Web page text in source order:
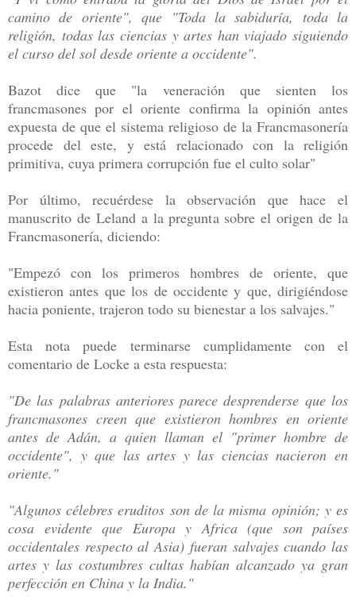
camino de oriente", que "Toda la sabiduría, toda la
religión, todas las ciencias y artes han viajado siguiendo
el curso del sol desde oriente a occidente".
Bazot dice que "la veneración que sienten los
francmasones por el oriente confirma la opinión antes
expuesta de que el sistema religioso de la Francmasonería
procede del este, y está relacionado con la religión
primitiva, cuya primera corrupción fue el culto solar"
Por último, recuérdese la observación que hace el
manuscrito de Leland a la pregunta sobre el origen de la
Francmasonería, diciendo:
"Empezó con los primeros hombres de oriente, que
existieron antes que los de occidente y que, dirigiéndose
hacia poniente, trajeron todo su bienestar a los salvajes."
Esta nota puede terminarse cumplidamente con el
comentario de Locke a esta respuesta:
"De las palabras anteriores parece desprenderse que los
francmasones creen que existieron hombres en oriente
antes de Adán, a quien llaman el "primer hombre de
occidente", y que las artes y las ciencias nacieron en
oriente."
"Algunos célebres eruditos son de la misma opinión; y es
cosa evidente que Europa y Africa (que son países
occidentales respecto al Asia) fueran salvajes cuando las
artes y las costumbres cultas habían alcanzado ya gran
perfección en China y la India."